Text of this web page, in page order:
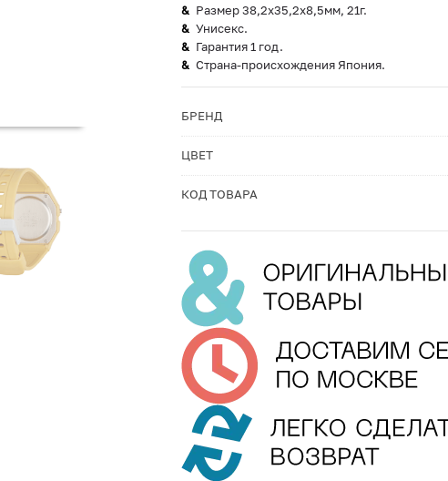
Размер 38,2х35,2х8,5мм, 21г.
Унисекс.
Гарантия 1 год.
Страна-происхождения Япония.
БРЕНД
ЦВЕТ
КОД ТОВАРА